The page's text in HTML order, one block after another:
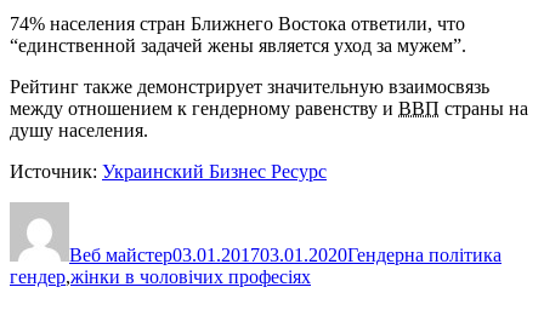
74% населения стран Ближнего Востока ответили, что
“единственной задачей жены является уход за мужем”.
Рейтинг также демонстрирует значительную взаимосвязь
между отношением к гендерному равенству и ВВП страны на
душу населения.
Источник: Украинский Бизнес Ресурс
Веб майстер03.01.201703.01.2020Гендерна політика
гендер,жінки в чоловічих професіях